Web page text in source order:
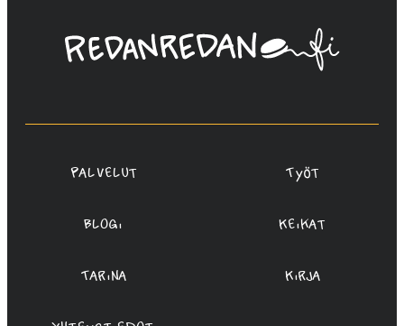
Linda
Saukko-
Oy
Palvelut Työt
Blogi Keikat
Tarina Kirja